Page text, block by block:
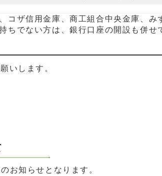
コザ信用金庫、商工組合中央金庫、み
ちでない方は、銀行口座の開設も併せ
いします。
お知らせとなります。